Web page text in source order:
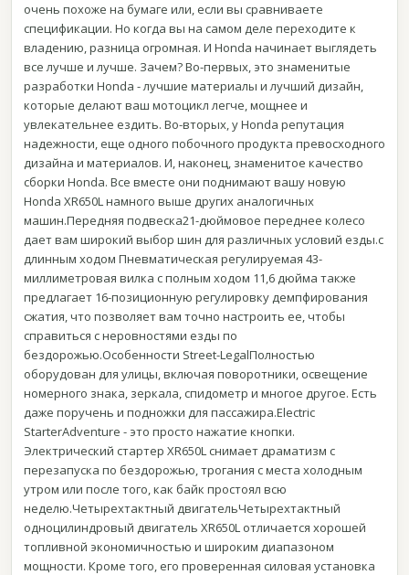
очень похоже на бумаге или, если вы сравниваете
спецификации. Но когда вы на самом деле переходите к
владению, разница огромная. И Honda начинает выглядеть
все лучше и лучше. Зачем? Во-первых, это знаменитые
разработки Honda - лучшие материалы и лучший дизайн,
которые делают ваш мотоцикл легче, мощнее и
увлекательнее ездить. Во-вторых, у Honda репутация
надежности, еще одного побочного продукта превосходного
дизайна и материалов. И, наконец, знаменитое качество
сборки Honda. Все вместе они поднимают вашу новую
Honda XR650L намного выше других аналогичных
машин.Передняя подвеска21-дюймовое переднее колесо
дает вам широкий выбор шин для различных условий езды.с
длинным ходом Пневматическая регулируемая 43-
миллиметровая вилка с полным ходом 11,6 дюйма также
предлагает 16-позиционную регулировку демпфирования
сжатия, что позволяет вам точно настроить ее, чтобы
справиться с неровностями езды по
бездорожью.Особенности Street-LegalПолностью
оборудован для улицы, включая поворотники, освещение
номерного знака, зеркала, спидометр и многое другое. Есть
даже поручень и подножки для пассажира.Electric
StarterAdventure - это просто нажатие кнопки.
Электрический стартер XR650L снимает драматизм с
перезапуска по бездорожью, трогания с места холодным
утром или после того, как байк простоял всю
неделю.Четырехтактный двигательЧетырехтактный
одноцилиндровый двигатель XR650L отличается хорошей
топливной экономичностью и широким диапазоном
мощности. Кроме того, его проверенная силовая установка